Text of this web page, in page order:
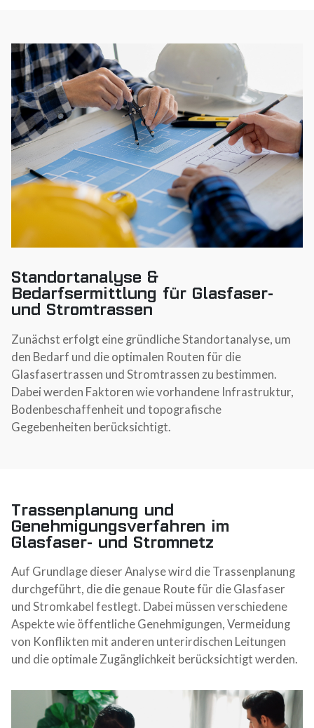
Standortanalyse &
Bedarfsermittlung für Glasfaser-
und Stromtrassen
Zunächst erfolgt eine gründliche Standortanalyse, um
den Bedarf und die optimalen Routen für die
Glasfasertrassen und Stromtrassen zu bestimmen.
Dabei werden Faktoren wie vorhandene Infrastruktur,
Bodenbeschaffenheit und topografische
Gegebenheiten berücksichtigt.
Trassenplanung und
Genehmigungsverfahren im
Glasfaser- und Stromnetz
Auf Grundlage dieser Analyse wird die Trassenplanung
durchgeführt, die die genaue Route für die Glasfaser
und Stromkabel festlegt. Dabei müssen verschiedene
Aspekte wie öffentliche Genehmigungen, Vermeidung
von Konflikten mit anderen unterirdischen Leitungen
und die optimale Zugänglichkeit berücksichtigt werden.